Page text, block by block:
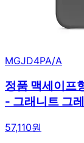
MGJD4PA/A
정품 맥세이프
- 그래니트 그
57,110원